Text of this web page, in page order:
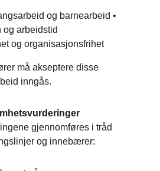
og barnearbeid •
og arbeidstid
og organisasjonsfrihet
må akseptere disse
inngås.
gjennomføres i tråd
og innebærer: